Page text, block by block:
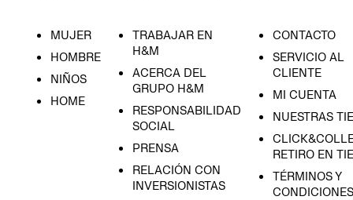
MUJER
HOMBRE
NIÑOS
HOME
TRABAJAR EN
H&M
ACERCA DEL
GRUPO H&M
RESPONSABILIDAD
SOCIAL
PRENSA
RELACIÓN CON
INVERSIONISTAS
CONTACTO
SERVICIO AL
CLIENTE
MI CUENTA
NUESTRAS
RETIRO EN
TÉRMINOS Y
CONDICIONES